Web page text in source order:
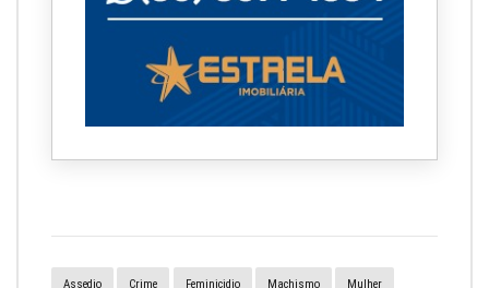
Assedio Crime Feminicidio Machismo Mulher